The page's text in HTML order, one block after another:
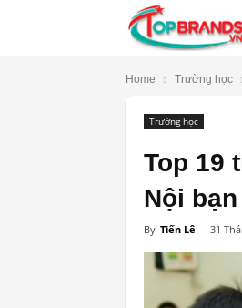
Home Trường học
Trường học
Top 19
Nội
By Tiến Lê - 31